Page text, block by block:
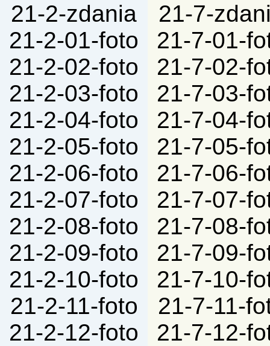
21-2-zdania
21-2-01-foto
21-2-02-foto
21-2-03-foto
21-2-04-foto
21-2-05-foto
21-2-06-foto
21-2-07-foto
21-2-08-foto
21-2-09-foto
21-2-10-foto
21-2-11-foto
21-2-12-foto
21-7-
21-7-01-
21-7-02-
21-7-03-
21-7-04-
21-7-05-
21-7-06-
21-7-07-
21-7-08-
21-7-09-
21-7-10-
21-7-11-
21-7-12-